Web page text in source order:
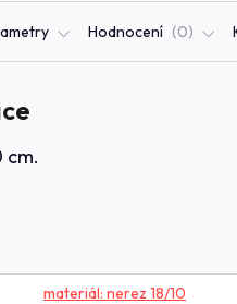
Hodnocení 0
cm.
materiál: nerez 18/10